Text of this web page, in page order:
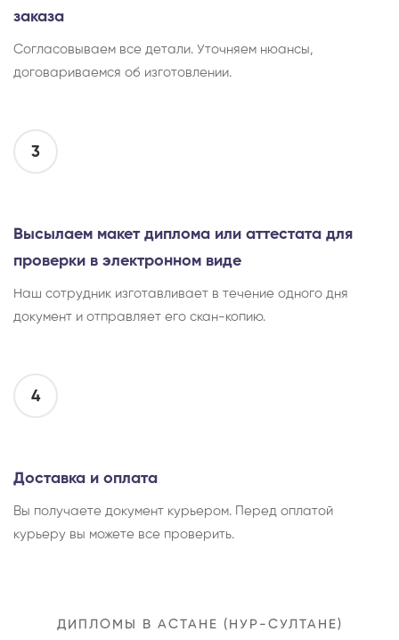
заказа
Согласовываем все детали. Уточняем нюансы,
договариваемся об изготовлении.
3
Высылаем макет диплома или аттестата для
проверки в электронном виде
Наш сотрудник изготавливает в течение одного дня
документ и отправляет его скан-копию.
4
Доставка и оплата
Вы получаете документ курьером. Перед оплатой
курьеру вы можете все проверить.
ДИПЛОМЫ В АСТАНЕ (НУР-СУЛТАНЕ)